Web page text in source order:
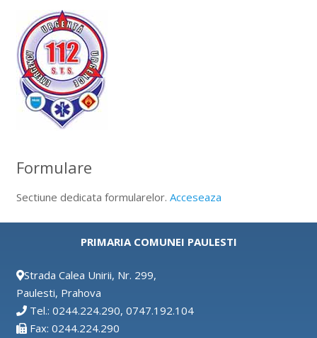
Formulare
Sectiune dedicata formularelor. Acceseaza
PRIMARIA COMUNEI PAULESTI
Strada Calea Unirii, Nr. 299,
Paulesti, Prahova
Tel.: 0244.224.290, 0747.192.104
Fax: 0244.224.290